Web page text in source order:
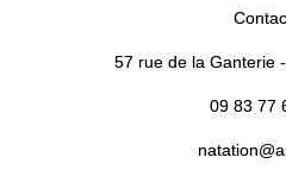
57 rue de la Ganterie
09 83 77